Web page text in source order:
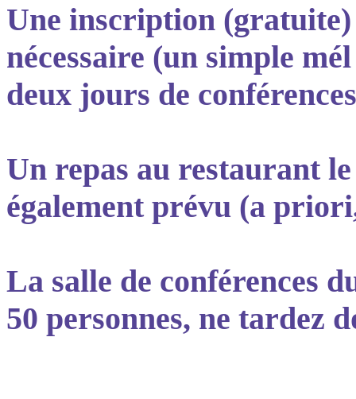
Une inscription
nécessaire (un simple
deux jours de
Un repas au restaurant
également prévu (a
La salle de conférences
50 personnes, ne tardez